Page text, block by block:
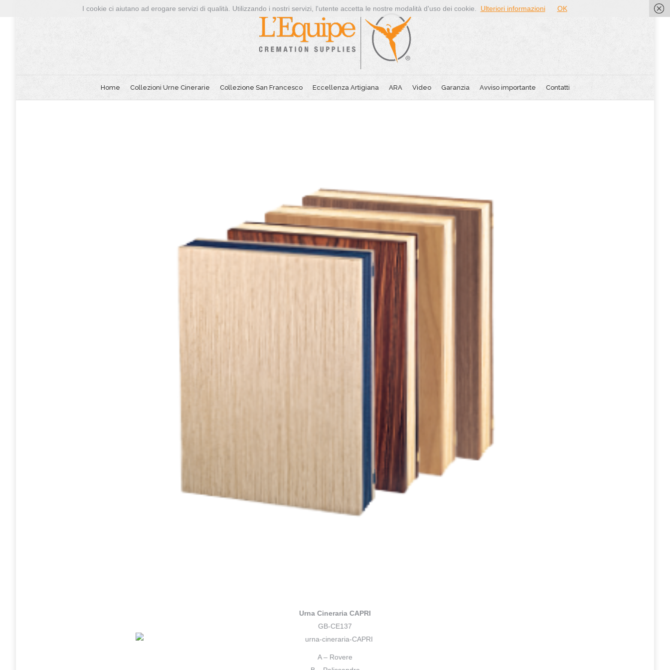
Home Collezioni Urne Cinerarie Collezione San Francesco Eccellenza Artigiana ARA Video Garanzia Avviso importante Contatti
Urna Cineraria CAPRI
GB-CE137
A – Rovere
I cookie ci aiutano ad erogare servizi di qualità. Utilizzando i nostri servizi, l'utente accetta le nostre modalità d'uso dei cookie. Ulteriori informazioni OK